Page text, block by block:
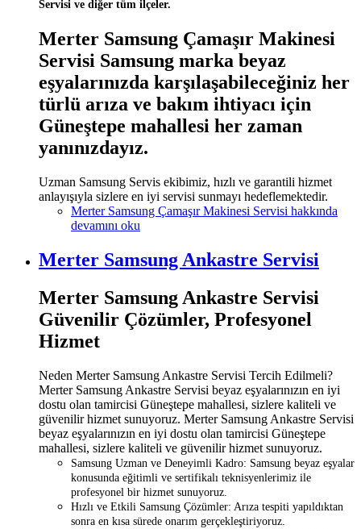
Servisi ve diğer tüm ilçeler.
Merter Samsung Çamaşır Makinesi
Servisi Samsung marka beyaz
eşyalarınızda karşılaşabileceğiniz her
türlü arıza ve bakım ihtiyacı için
Güneştepe mahallesi her zaman
yanınızdayız.
Uzman Samsung Servis ekibimiz, hızlı ve garantili hizmet
anlayışıyla sizlere en iyi servisi sunmayı hedeflemektedir.
Merter Samsung Çamaşır Makinesi Servisi hakkında
devamını oku
Merter Samsung Ankastre Servisi
Merter Samsung Ankastre Servisi
Güvenilir Çözümler, Profesyonel
Hizmet
Neden Merter Samsung Ankastre Servisi Tercih Edilmeli?
Merter Samsung Ankastre Servisi beyaz eşyalarınızın en iyi
dostu olan tamircisi Güneştepe mahallesi, sizlere kaliteli ve
güvenilir hizmet sunuyoruz. Merter Samsung Ankastre Servisi
beyaz eşyalarınızın en iyi dostu olan tamircisi Güneştepe
mahallesi, sizlere kaliteli ve güvenilir hizmet sunuyoruz.
Samsung Uzman ve Deneyimli Kadro: Samsung beyaz eşyalar
konusunda eğitimli ve sertifikalı teknisyenlerimiz ile
profesyonel bir hizmet sunuyoruz.
Hızlı ve Etkili Samsung Çözümler: Arıza tespiti yapıldıktan
sonra en kısa sürede onarım gerçekleştiriyoruz.